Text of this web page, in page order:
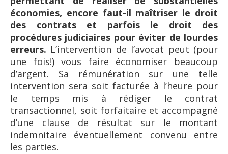
économies, encore faut-il maîtriser le droit
des contrats et parfois le droit des
procédures judiciaires pour éviter de lourdes
erreurs. L’intervention de l’avocat peut (pour
une fois!) vous faire économiser beaucoup
d’argent. Sa rémunération sur une telle
intervention sera soit facturée à l’heure pour
le temps mis à rédiger le contrat
transactionnel, soit forfaitaire et accompagné
d’une clause de résultat sur le montant
indemnitaire éventuellement convenu entre
les parties.